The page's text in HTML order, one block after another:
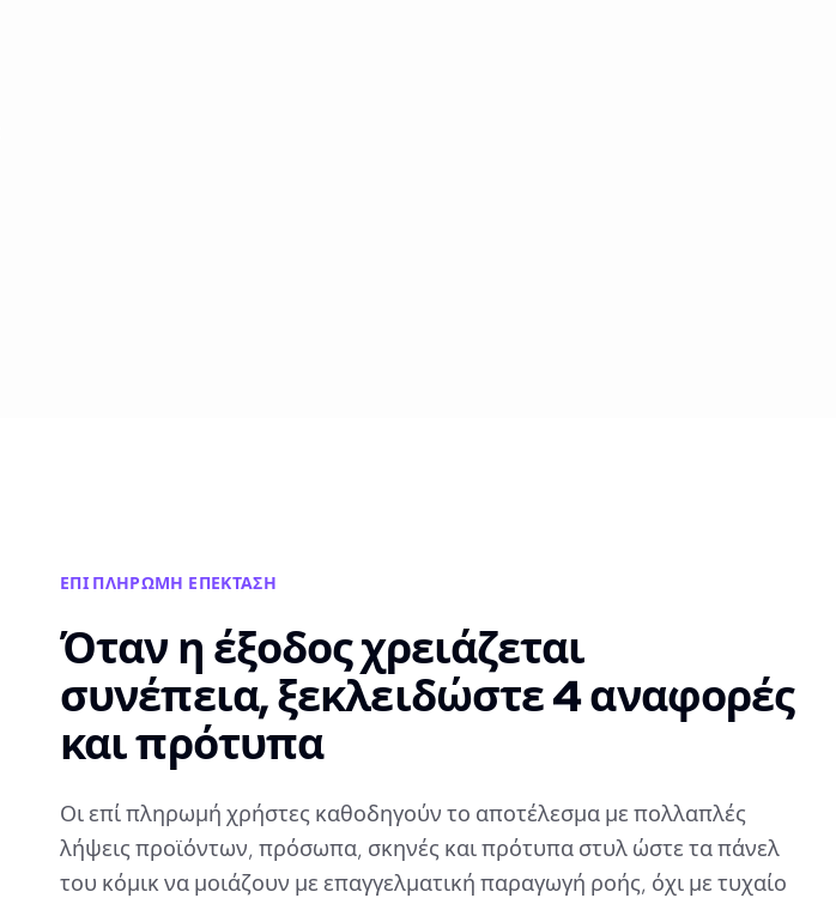
ΕΠΊ ΠΛΗΡΩΜΉ ΕΠΈΚΤΑΣΗ
Όταν η έξοδος χρειάζεται
συνέπεια, ξεκλειδώστε 4 αναφορές
και πρότυπα
Οι επί πληρωμή χρήστες καθοδηγούν το αποτέλεσμα με πολλαπλές
λήψεις προϊόντων, πρόσωπα, σκηνές και πρότυπα στυλ ώστε τα πάνελ
του κόμικ να μοιάζουν με επαγγελματική παραγωγή ροής, όχι με τυχαίο